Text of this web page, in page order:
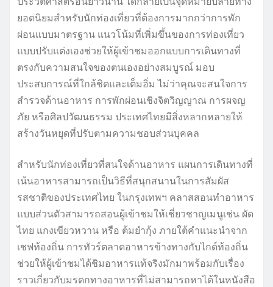
ยอดนิยมสำหรับนักท่องเที่ยวที่ต้องการมากกว่าการพัก
ผ่อนแบบมาตรฐาน แนวโน้มที่เพิ่มขึ้นของการท่องเที่ยว
แบบปรับแต่งเองช่วยให้ผู้เข้าชมออกแบบการเดินทางที่
ตรงกับความสนใจของตนเองอย่างสมบูรณ์ มอบ
ประสบการณ์ที่ใกล้ชิดและเต็มอิ่ม ไม่ว่าคุณจะสนใจการ
สำรวจด้านอาหาร การพักผ่อนเชิงจิตวิญญาณ การผจญ
ภัย หรือศิลปวัฒนธรรม ประเทศไทยมีสิ่งหลากหลายให้
สร้างวันหยุดที่ปรับตามความชอบส่วนบุคคล
สำหรับนักท่องเที่ยวที่สนใจด้านอาหาร แผนการเดินทางที่
เน้นอาหารสามารถเป็นวิธีที่สนุกสนานในการสัมผัส
รสชาติของประเทศไทย ในกรุงเทพฯ คลาสสอนทำอาหาร
แบบส่วนตัวสามารถสอนผู้เข้าชมให้เชี่ยวชาญเมนูเช่น ผัด
ไทย แกงเขียวหวาน หรือ ต้มยำกุ้ง ภายใต้คำแนะนำจาก
เชฟท้องถิ่น การทัวร์ตลาดอาหารข้างทางกับไกด์ท้องถิ่น
ช่วยให้ผู้เข้าชมได้ชิมอาหารแท้จริงมักมาพร้อมกับเรื่อง
ราวเกี่ยวกับมรดกทางอาหารที่ไม่สามารถหาได้ในหนังสือ